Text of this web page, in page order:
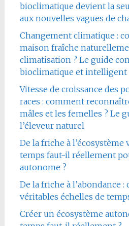
bioclimatique devient la
aux nouvelles vagues de
Changement climatique :
maison fraîche
climatisation ? Le guide
bioclimatique et intelligent
Vitesse de croissance des
races : comment
mâles et les femelles ? Le
l’éleveur naturel
De la friche à l’écosystème
temps faut-il réellement
autonome ?
De la friche à l’abondance
véritables échelles de
Créer un écosystème